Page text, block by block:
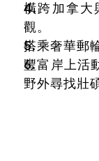
橫跨加拿大
觀。
搭乘奢華郵
豐富岸上活
野外尋找壯